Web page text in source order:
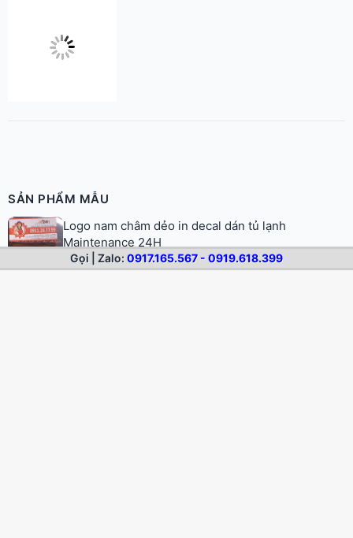
Gọi | Zalo:0917.165.567 - 0919.618.399
SẢN PHẨM MẪU
Logo nam châm dẻo in decal dán tủ lạnh
Maintenance 24H